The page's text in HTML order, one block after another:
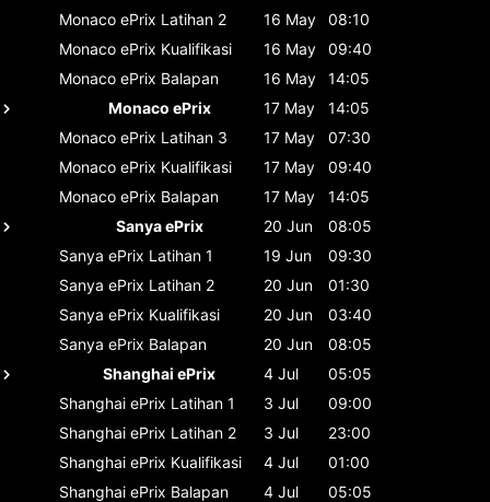
Monaco ePrix Latihan 2 16 May
08:10
Monaco ePrix Kualifikasi 16 May
09:40
Monaco ePrix Balapan 16 May
14:05
Monaco ePrix
17 May
14:05
Monaco ePrix Latihan 3 17 May
07:30
Monaco ePrix Kualifikasi 17 May
09:40
Monaco ePrix Balapan 17 May
14:05
Sanya ePrix
20 Jun
08:05
Sanya ePrix Latihan 1 19 Jun
09:30
Sanya ePrix Latihan 2 20 Jun
01:30
Sanya ePrix Kualifikasi 20 Jun
03:40
Sanya ePrix Balapan 20 Jun
08:05
Shanghai ePrix
4 Jul
05:05
Shanghai ePrix Latihan 1 3 Jul
09:00
Shanghai ePrix Latihan 2 3 Jul
23:00
Shanghai ePrix Kualifikasi 4 Jul
01:00
Shanghai ePrix Balapan 4 Jul
05:05